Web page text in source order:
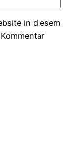
in diesem